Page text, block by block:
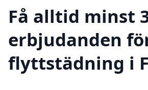
Få alltid minst
erbjudanden
flyttstädning i